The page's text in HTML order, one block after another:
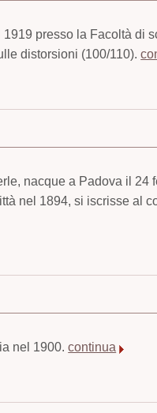
presso la Facoltà di
distorsioni (100/110).
nacque a Padova il
nel 1894, si iscrisse al
nel 1900.continua